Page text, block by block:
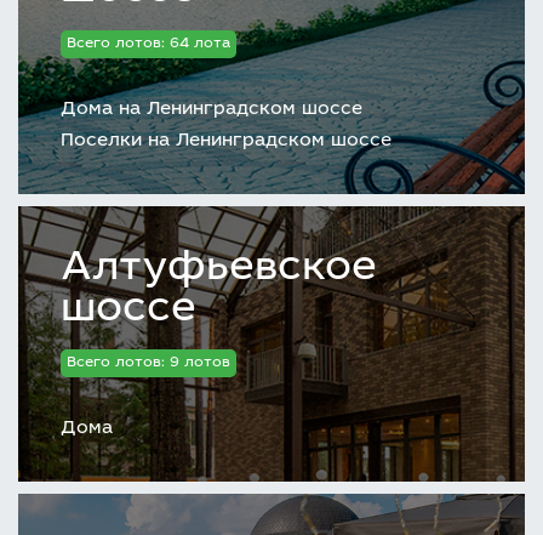
Всего лотов: 64 лота
Дома на Ленинградском шоссе
Поселки на Ленинградском шоссе
Алтуфьевское
шоссе
Всего лотов: 9 лотов
Дома